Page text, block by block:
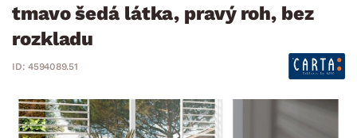
tmavo šedá látka, pravý roh, bez
rozkladu
ID: 4594089.51